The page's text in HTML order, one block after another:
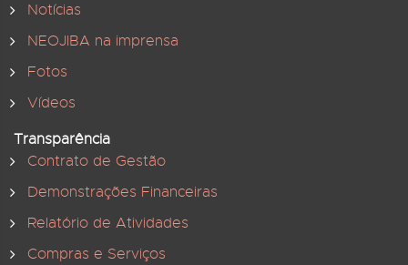
Notícias
NEOJIBA na imprensa
Fotos
Vídeos
Transparência
Contrato de Gestão
Demonstrações Financeiras
Relatório de Atividades
Compras e Serviços